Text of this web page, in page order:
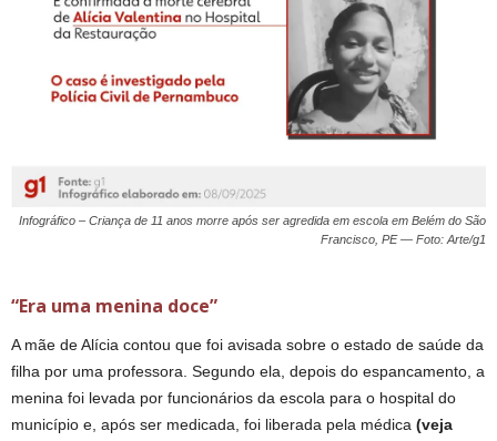
Infográfico – Criança de 11 anos morre após ser agredida em escola em Belém do São
Francisco, PE — Foto: Arte/g1
“Era uma menina doce”
A mãe de Alícia contou que foi avisada sobre o estado de saúde da
filha por uma professora. Segundo ela, depois do espancamento, a
menina foi levada por funcionários da escola para o hospital do
município e, após ser medicada, foi liberada pela médica (veja